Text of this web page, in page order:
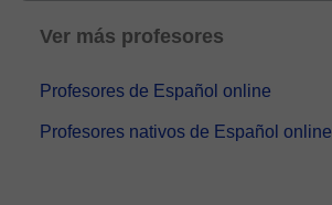
gus...
Ver más profesores
Profesores de Español online
Profesores nativos de Español online